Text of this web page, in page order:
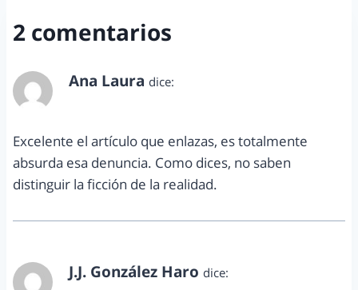
2 comentarios
Ana Laura dice:
Excelente el artículo que enlazas, es totalmente
absurda esa denuncia. Como dices, no saben
distinguir la ficción de la realidad.
J.J. González Haro dice: